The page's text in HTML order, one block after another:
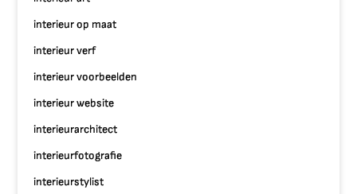
interieur op maat
interieur verf
interieur voorbeelden
interieur website
interieurarchitect
interieurfotografie
interieurstylist